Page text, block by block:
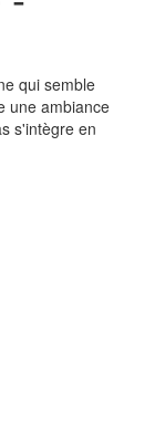
qui semble
une ambiance
s'intègre en